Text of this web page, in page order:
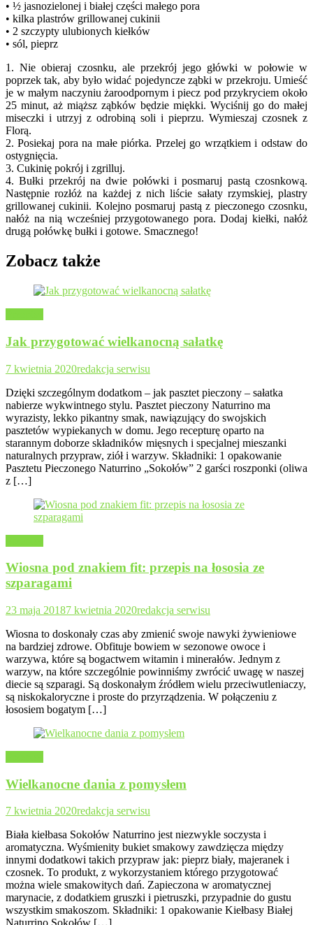
• ½ jasnozielonej i białej części małego pora
• kilka plastrów grillowanej cukinii
• 2 szczypty ulubionych kiełków
• sól, pieprz
1. Nie obieraj czosnku, ale przekrój jego główki w połowie w
poprzek tak, aby było widać pojedyncze ząbki w przekroju. Umieść
je w małym naczyniu żaroodpornym i piecz pod przykryciem około
25 minut, aż miąższ ząbków będzie miękki. Wyciśnij go do małej
miseczki i utrzyj z odrobiną soli i pieprzu. Wymieszaj czosnek z
Florą.
2. Posiekaj pora na małe piórka. Przelej go wrzątkiem i odstaw do
ostygnięcia.
3. Cukinię pokrój i zgrilluj.
4. Bułki przekrój na dwie połówki i posmaruj pastą czosnkową.
Następnie rozłóż na każdej z nich liście sałaty rzymskiej, plastry
grillowanej cukinii. Kolejno posmaruj pastą z pieczonego czosnku,
nałóż na nią wcześniej przygotowanego pora. Dodaj kiełki, nałóż
drugą połówkę bułki i gotowe. Smacznego!
Zobacz także
Jak przygotować wielkanocną sałatkę
7 kwietnia 2020redakcja serwisu
Dzięki szczególnym dodatkom – jak pasztet pieczony – sałatka
nabierze wykwintnego stylu. Pasztet pieczony Naturrino ma
wyrazisty, lekko pikantny smak, nawiązujący do swojskich
pasztetów wypiekanych w domu. Jego recepturę oparto na
starannym doborze składników mięsnych i specjalnej mieszanki
naturalnych przypraw, ziół i warzyw. Składniki: 1 opakowanie
Pasztetu Pieczonego Naturrino „Sokołów” 2 garści roszponki (oliwa
z […]
Wiosna pod znakiem fit: przepis na łososia ze
szparagami
23 maja 20187 kwietnia 2020redakcja serwisu
Wiosna to doskonały czas aby zmienić swoje nawyki żywieniowe
na bardziej zdrowe. Obfituje bowiem w sezonowe owoce i
warzywa, które są bogactwem witamin i minerałów. Jednym z
warzyw, na które szczególnie powinniśmy zwrócić uwagę w naszej
diecie są szparagi. Są doskonałym źródłem wielu przeciwutleniaczy,
są niskokaloryczne i proste do przyrządzenia. W połączeniu z
łososiem bogatym […]
Wielkanocne dania z pomysłem
7 kwietnia 2020redakcja serwisu
Biała kiełbasa Sokołów Naturrino jest niezwykle soczysta i
aromatyczna. Wyśmienity bukiet smakowy zawdzięcza między
innymi dodatkowi takich przypraw jak: pieprz biały, majeranek i
czosnek. To produkt, z wykorzystaniem którego przygotować
można wiele smakowitych dań. Zapieczona w aromatycznej
marynacie, z dodatkiem gruszki i pietruszki, przypadnie do gustu
wszystkim smakoszom. Składniki: 1 opakowanie Kiełbasy Białej